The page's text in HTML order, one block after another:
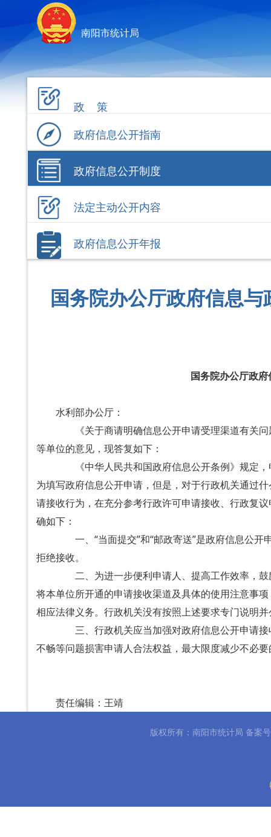
南阳市统计局
政 策
政府信息公开指南
政府信息公开制度
法定主动公开内容
政府信息公开年报
国务院办公厅政府信息
国务院办公厅政
水利部办公厅：
《关于商请明确信息公开申请受理渠道有关问
等单位的意见，现答复如下：
《中华人民共和国政府信息公开条例》规定，
为填写政府信息公开申请，但是，对于行政机关通过
请接收行为，在充分参考行政许可申请接收、行政复
确如下：
一、“当面提交”和“邮政寄送”是政府信息公开
拒绝接收。
二、为进一步便利申请人、提高工作效率，鼓
将本单位所开通的申请接收渠道及具体的使用注意事
相应法律义务。行政机关没有按照上述要求专门说明
三、行政机关应当加强对政府信息公开申请接
不畅等问题损害申请人合法权益，最大限度减少不必
责任编辑： 王靖
版权所有：南阳市统计局 备案